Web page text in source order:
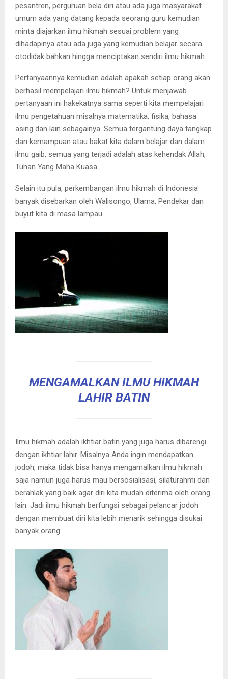
pesantren, perguruan bela diri atau ada juga masyarakat
umum ada yang datang kepada seorang guru kemudian
minta diajarkan ilmu hikmah sesuai problem yang
dihadapinya atau ada juga yang kemudian belajar secara
otodidak bahkan hingga menciptakan sendiri ilmu hikmah.
Pertanyaannya kemudian adalah apakah setiap orang akan
berhasil mempelajari ilmu hikmah? Untuk menjawab
pertanyaan ini hakekatnya sama seperti kita mempelajari
ilmu pengetahuan misalnya matematika, fisika, bahasa
asing dan lain sebagainya. Semua tergantung daya tangkap
dan kemampuan atau bakat kita dalam belajar dan dalam
ilmu gaib, semua yang terjadi adalah atas kehendak Allah,
Tuhan Yang Maha Kuasa.
Selain itu pula, perkembangan ilmu hikmah di Indonesia
banyak disebarkan oleh Walisongo, Ulama, Pendekar dan
buyut kita di masa lampau.
MENGAMALKAN ILMU HIKMAH
LAHIR BATIN
Ilmu hikmah adalah ikhtiar batin yang juga harus dibarengi
dengan ikhtiar lahir. Misalnya Anda ingin mendapatkan
jodoh, maka tidak bisa hanya mengamalkan ilmu hikmah
saja namun juga harus mau bersosialisasi, silaturahmi dan
berahlak yang baik agar diri kita mudah diterima oleh orang
lain. Jadi ilmu hikmah berfungsi sebagai pelancar jodoh
dengan membuat diri kita lebih menarik sehingga disukai
banyak orang.